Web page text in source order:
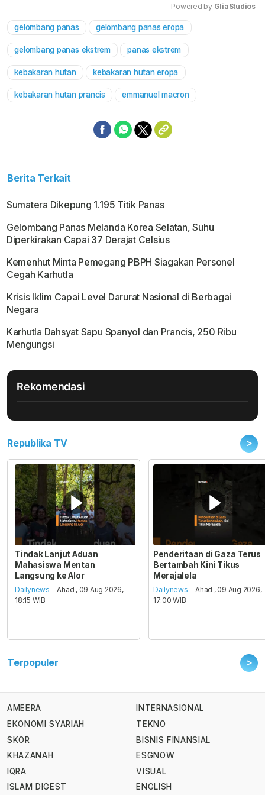
Powered by GliaStudios
gelombang panas gelombang panas eropa
gelombang panas ekstrem panas ekstrem
kebakaran hutan kebakaran hutan eropa
kebakaran hutan prancis emmanuel macron
Berita Terkait
Sumatera Dikepung 1.195 Titik Panas
Gelombang Panas Melanda Korea Selatan, Suhu
Diperkirakan Capai 37 Derajat Celsius
Kemenhut Minta Pemegang PBPH Siagakan Personel
Cegah Karhutla
Krisis Iklim Capai Level Darurat Nasional di Berbagai
Negara
Karhutla Dahsyat Sapu Spanyol dan Prancis, 250 Ribu
Mengungsi
Rekomendasi
Republika TV >
Tindak Lanjut Aduan
Mahasiswa Mentan
Langsung ke Alor
Dailynews - Ahad , 09 Aug 2026,
18:15 WIB
Penderitaan di Gaza Terus
Bertambah Kini Tikus
Merajalela
Dailynews - Ahad , 09 Aug 2026,
17:00 WIB
Terpopuler >
AMEERA
EKONOMI SYARIAH
SKOR
KHAZANAH
IQRA
ISLAM DIGEST
INTERNASIONAL
TEKNO
BISNIS FINANSIAL
ESGNOW
VISUAL
ENGLISH